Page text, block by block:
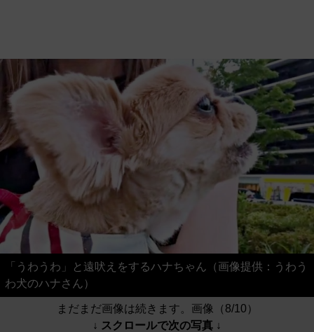
「うわうわ」と遠吠えをするハナちゃん（画像提供：うわう
わ犬のハナさん）
まだまだ画像は続きます。画像（8/10）
↓ スクロールで次の写真 ↓